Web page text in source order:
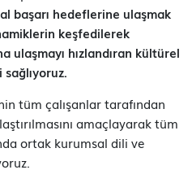
başarı hedeflerine ulaşmak
keşfedilerek
ulaşmayı hızlandıran kültürel
tüm çalışanlar tarafından
amaçlayarak tüm
ortak kurumsal dili ve